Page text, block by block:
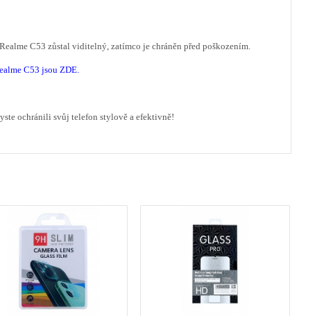
C53 zůstal viditelný, zatímco je chráněn před poškozením.
C53 jsou ZDE.
ochránili svůj telefon stylově a efektivně!